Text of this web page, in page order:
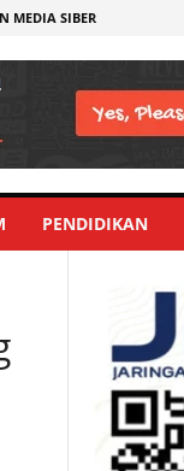
MEDIA SIBER
PENDIDIKAN